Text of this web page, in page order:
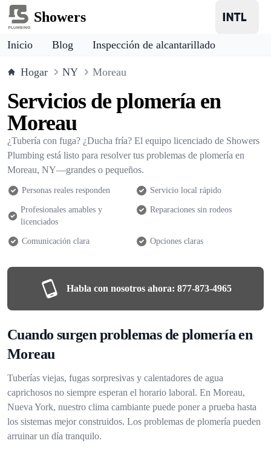
Showers
Inicio Blog Inspección de alcantarillado
Hogar NY Moreau
Servicios de plomería en
Moreau
¿Tubería con fuga? ¿Ducha fría? El equipo licenciado de Showers
Plumbing está listo para resolver tus problemas de plomería en
Moreau, NY—grandes o pequeños.
Personas reales responden Servicio local rápido
Profesionales amables y
licenciados
Reparaciones sin rodeos
Comunicación clara Opciones claras
Habla con nosotros ahora: 877-873-4965
Cuando surgen problemas de plomería en
Moreau
Tuberías viejas, fugas sorpresivas y calentadores de agua
caprichosos no siempre esperan el horario laboral. En Moreau,
Nueva York, nuestro clima cambiante puede poner a prueba hasta
los sistemas mejor construidos. Los problemas de plomería pueden
arruinar un día tranquilo.